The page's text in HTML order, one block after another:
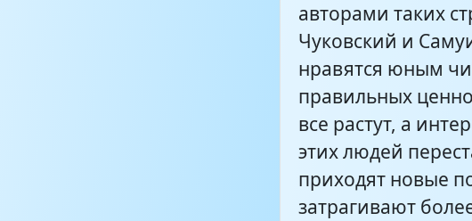
авторами таких
Чуковский и
нравятся юным
правильных
все растут, а
этих людей
приходят новые
затрагивают